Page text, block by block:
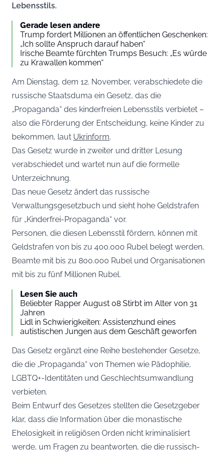
Lebensstils.
Gerade lesen andere
Trump fordert Millionen an öffentlichen Geschenken:
„Ich sollte Anspruch darauf haben“
Irische Beamte fürchten Trumps Besuch: „Es würde
zu Krawallen kommen“
Am Dienstag, dem 12. November, verabschiedete die
russische Staatsduma ein Gesetz, das die
„Propaganda“ des kinderfreien Lebensstils verbietet –
also die Förderung der Entscheidung, keine Kinder zu
bekommen, laut Ukrinform.
Das Gesetz wurde in zweiter und dritter Lesung
verabschiedet und wartet nun auf die formelle
Unterzeichnung.
Das neue Gesetz ändert das russische
Verwaltungsgesetzbuch und sieht hohe Geldstrafen
für „Kinderfrei-Propaganda“ vor.
Personen, die diesen Lebensstil fördern, können mit
Geldstrafen von bis zu 400.000 Rubel belegt werden,
Beamte mit bis zu 800.000 Rubel und Organisationen
mit bis zu fünf Millionen Rubel.
Lesen Sie auch
Beliebter Rapper August 08 Stirbt im Alter von 31
Jahren
Lidl in Schwierigkeiten: Assistenzhund eines
autistischen Jungen aus dem Geschäft geworfen
Das Gesetz ergänzt eine Reihe bestehender Gesetze,
die die „Propaganda“ von Themen wie Pädophilie,
LGBTQ+-Identitäten und Geschlechtsumwandlung
verbieten.
Beim Entwurf des Gesetzes stellten die Gesetzgeber
klar, dass die Information über die monastische
Ehelosigkeit in religiösen Orden nicht kriminalisiert
werde, um Fragen zu beantworten, die die russisch-